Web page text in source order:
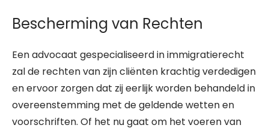
Bescherming van Rechten
Een advocaat gespecialiseerd in immigratierecht
zal de rechten van zijn cliënten krachtig verdedigen
en ervoor zorgen dat zij eerlijk worden behandeld in
overeenstemming met de geldende wetten en
voorschriften. Of het nu gaat om het voeren van